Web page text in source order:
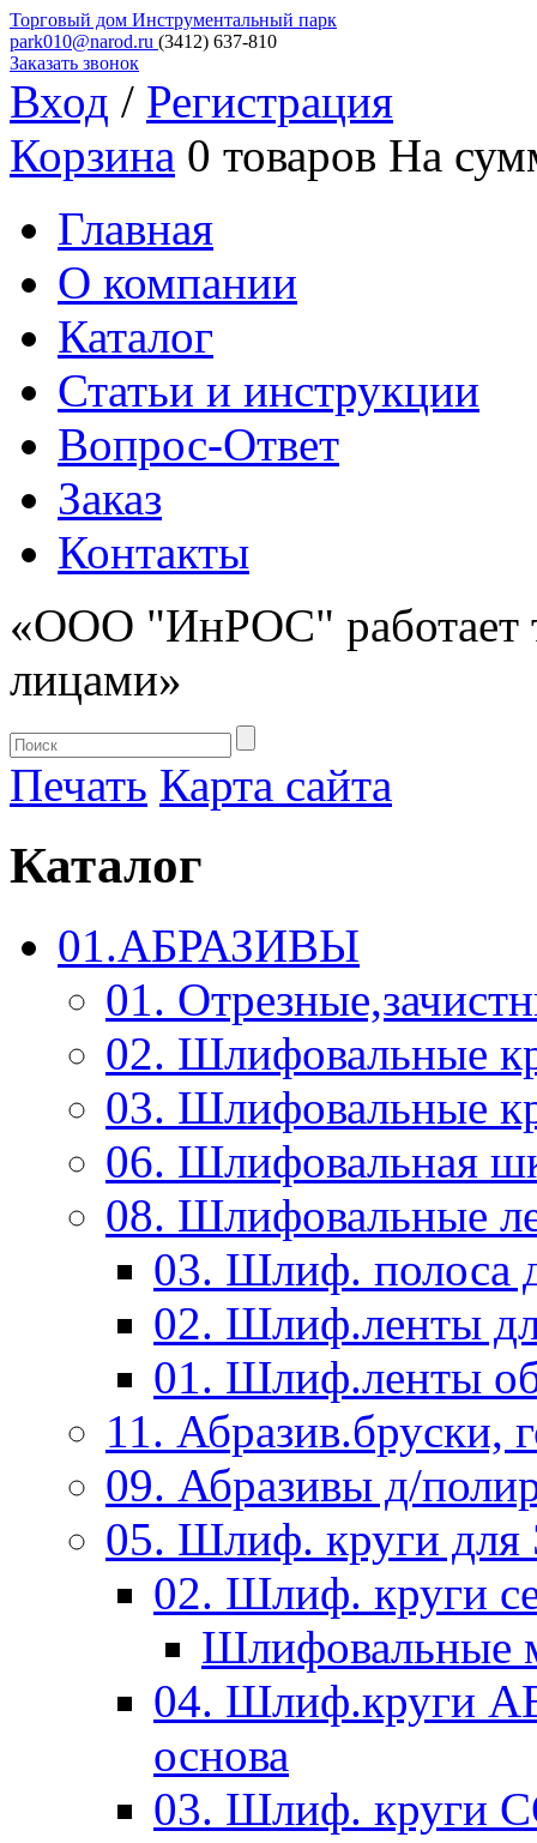
Торговый дом Инструментальный парк
park010@narod.ru (3412) 637-810
Заказать звонок
Вход / Регистрация
Корзина 0 товаров На
Главная
О компании
Каталог
Статьи и инструкции
Вопрос-Ответ
Заказ
Контакты
«ООО "ИнРОС" работает
лицами»
Печать Карта сайта
Каталог
01.АБРАЗИВЫ
01.
02. Шлифовальные
03. Шлифовальные
06. Шлифовальная
08. Шлифовальные
03. Шлиф.
02. Шлиф.ленты
01. Шлиф.ленты
11. Абразив.бруски,
09. Абразивы д/
05. Шлиф. круги
02. Шлиф. круги
Шлифовальные
04. Шлиф.круги
основа
03. Шлиф. круги